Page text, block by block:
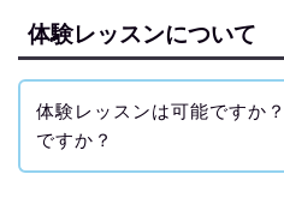
体験レッスンについて
体験レッスンは可能ですか
ですか？